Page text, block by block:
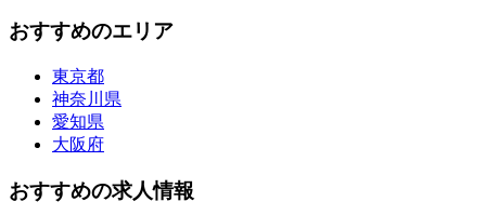
おすすめのエリア
東京都
神奈川県
愛知県
大阪府
おすすめの求人情報